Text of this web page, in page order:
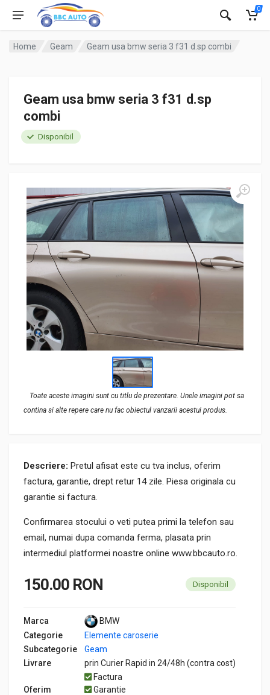
0
Home Geam Geam usa bmw seria 3 f31 d.sp combi
Toate aceste imagini sunt cu titlu de prezentare. Unele imagini pot sa
contina si alte repere care nu fac obiectul vanzarii acestui produs.
Geam usa bmw seria 3 f31 d.sp
combi
Disponibil
Descriere: Pretul afisat este cu tva inclus, oferim
factura, garantie, drept retur 14 zile. Piesa originala cu
garantie si factura.
Confirmarea stocului o veti putea primi la telefon sau
email, numai dupa comanda ferma, plasata prin
intermediul platformei noastre online www.bbcauto.ro.
150.00 RON Disponibil
Marca
BMW
Categorie
Elemente caroserie
Subcategorie
Geam
Livrare
prin Curier Rapid in 24/48h (contra cost)
Oferim
Factura
Garantie